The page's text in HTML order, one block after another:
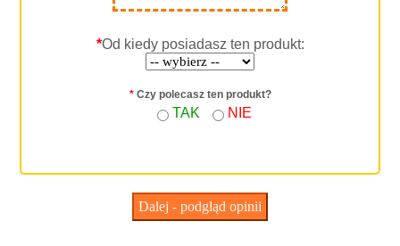
*Od kiedy posiadasz ten produkt:
*Czy polecasz ten produkt?
TAK NIE